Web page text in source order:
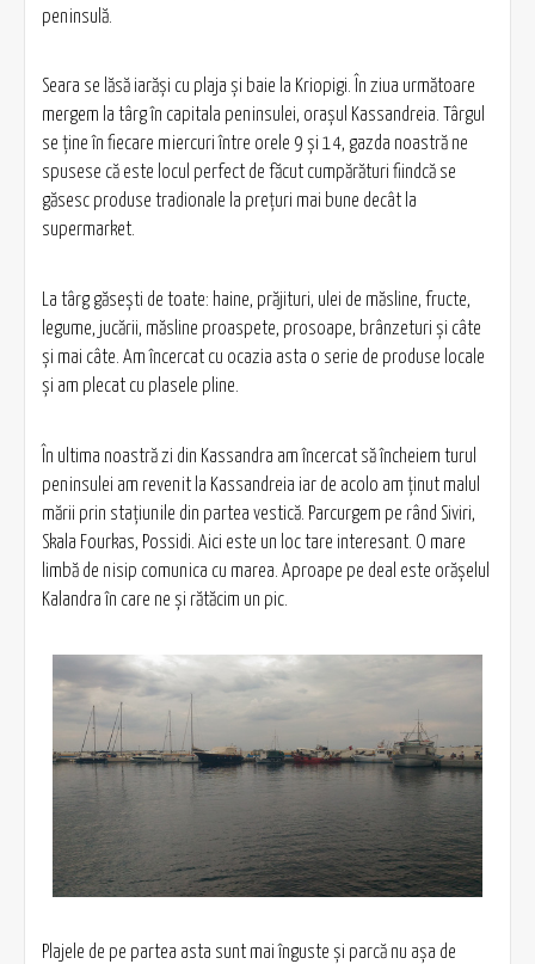
peninsulă.
Seara se lăsă iarăşi cu plaja şi baie la Kriopigi. În ziua următoare
mergem la târg în capitala peninsulei, oraşul Kassandreia. Târgul
se ţine în fiecare miercuri între orele 9 şi 14, gazda noastră ne
spusese că este locul perfect de făcut cumpărături fiindcă se
găsesc produse tradionale la preţuri mai bune decât la
supermarket.
La târg găseşti de toate: haine, prăjituri, ulei de măsline, fructe,
legume, jucării, măsline proaspete, prosoape, brânzeturi şi câte
şi mai câte. Am încercat cu ocazia asta o serie de produse locale
şi am plecat cu plasele pline.
În ultima noastră zi din Kassandra am încercat să încheiem turul
peninsulei am revenit la Kassandreia iar de acolo am ţinut malul
mării prin staţiunile din partea vestică. Parcurgem pe rând Siviri,
Skala Fourkas, Possidi. Aici este un loc tare interesant. O mare
limbă de nisip comunica cu marea. Aproape pe deal este orăşelul
Kalandra în care ne şi rătăcim un pic.
Plajele de pe partea asta sunt mai înguste şi parcă nu aşa de